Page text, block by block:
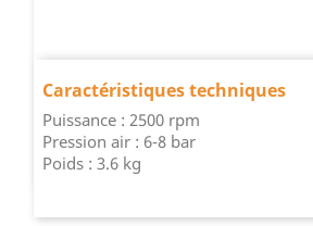
Caractéristiques techniques
Puissance : 2500 rpm
Pression air : 6-8 bar
Poids : 3.6 kg